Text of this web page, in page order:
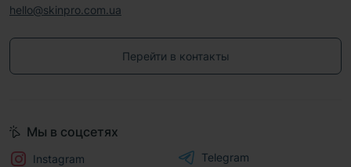
hello@skinpro.com.ua
Перейти в контакты
Мы в соцсетях
Instagram
Telegram